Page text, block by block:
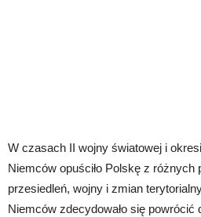
W czasach II wojny światowej i
Niemców opuściło Polskę z różnych
przesiedleń, wojny i zmian
Niemców zdecydowało się powrócić